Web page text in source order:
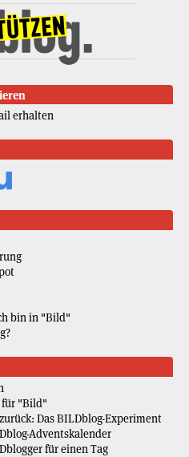
erhalten
bin in "Bild"
für "Bild"
Das BILDblog-Experiment
Adventskalender
für einen Tag